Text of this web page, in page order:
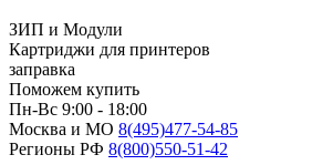
ЗИП и Модули
Картриджи для принтеров
заправка
Поможем купить
Пн-Вс 9:00 - 18:00
Москва и МО 8(495)477-54-85
Регионы РФ 8(800)550-51-42